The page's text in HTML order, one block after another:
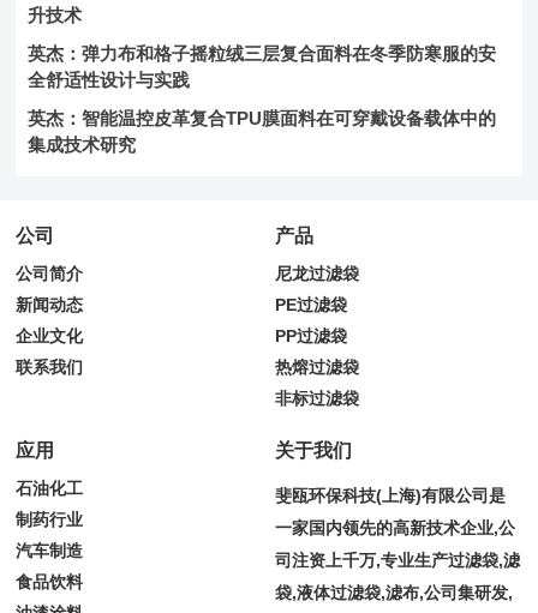
升技术
英杰：弹力布和格子摇粒绒三层复合面料在冬季防寒服的安
全舒适性设计与实践
英杰：智能温控皮革复合TPU膜面料在可穿戴设备载体中的
集成技术研究
公司
公司简介
新闻动态
企业文化
联系我们
产品
尼龙过滤袋
PE过滤袋
PP过滤袋
热熔过滤袋
非标过滤袋
应用
石油化工
制药行业
汽车制造
食品饮料
关于我们
斐瓯环保科技(上海)有限公司是
一家国内领先的高新技术企业,公
司注资上千万,专业生产过滤袋,滤
袋,液体过滤袋,滤布,公司集研发,